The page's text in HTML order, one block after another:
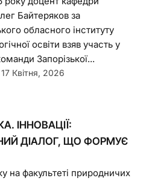
Байтеряков за
обласного інституту
освіти взяв участь у
Запорізької...
17 Квітня, 2026
ІННОВАЦІЇ:
ДІАЛОГ, ЩО ФОРМУЄ
на факультеті природничих